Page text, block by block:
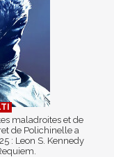
maladroites et de
de Polichinelle a
: Leon S. Kennedy